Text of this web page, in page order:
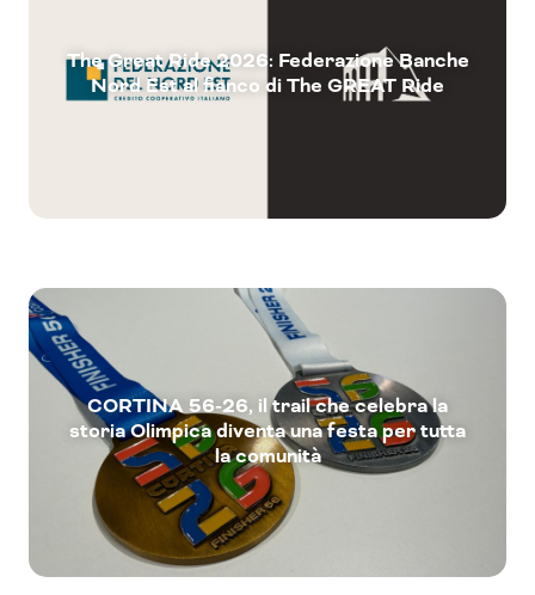
The Great Ride 2026: Federazione Banche
Nord Est al fianco di The GREAT Ride
CORTINA 56-26, il trail che celebra la
storia Olimpica diventa una festa per tutta
la comunità